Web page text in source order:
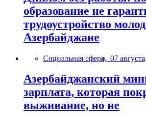
образование не
трудоустройство
Азербайджане
Социальная сфера, 07
Азербайджанский
зарплата, которая
выживание, но не